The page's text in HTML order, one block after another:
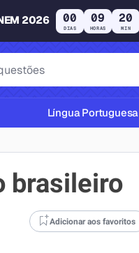
2026 00
DIAS
09
HORAS
20
MIN
Língua Portuguesa
brasileiro
Adicionar aos favoritos